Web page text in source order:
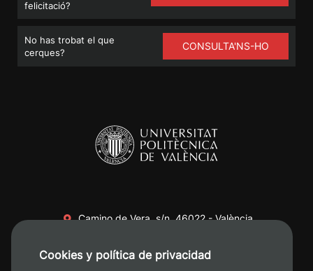
felicitació?
No has trobat el que
cerques?
CONSULTA'NS-HO
Camino de Vera, s/n. 46022 - València
+34 620 04 00 50
Cookies y política de privacidad